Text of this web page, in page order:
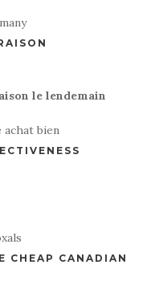
le lendemain
achat bien
CHEAP CANADIAN